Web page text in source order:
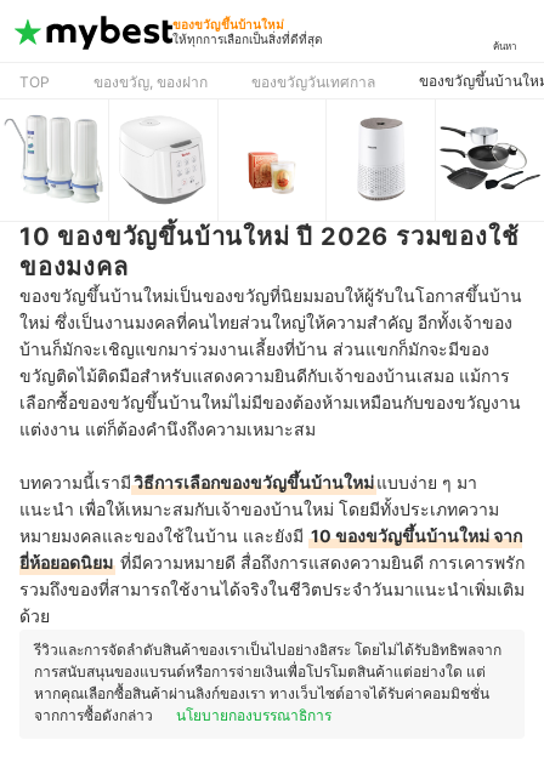
ของขวัญขึ้นบ้านใหม่
ให้ทุกการเลือกเป็นสิ่งที่ดีที่สุด
ค้นหา
TOP ของขวัญ, ของฝาก ของขวัญวันเทศกาล ของขวัญขึ้นบ้านให
10 ของขวัญขึ้นบ้านใหม่ ปี 2026 รวมของใช้
ของมงคล
ของขวัญขึ้นบ้านใหม่เป็นของขวัญที่นิยมมอบให้ผู้รับในโอกาสขึ้นบ้าน
ใหม่ ซึ่งเป็นงานมงคลที่คนไทยส่วนใหญ่ให้ความสำคัญ อีกทั้งเจ้าของ
บ้านก็มักจะเชิญแขกมาร่วมงานเลี้ยงที่บ้าน ส่วนแขกก็มักจะมีของ
ขวัญติดไม้ติดมือสำหรับแสดงความยินดีกับเจ้าของบ้านเสมอ แม้การ
เลือกซื้อของขวัญขึ้นบ้านใหม่ไม่มีของต้องห้ามเหมือนกับของขวัญงาน
แต่งงาน แต่ก็ต้องคำนึงถึงความเหมาะสม
บทความนี้เรามีวิธีการเลือกของขวัญขึ้นบ้านใหม่แบบง่าย ๆ มา
แนะนำ เพื่อให้เหมาะสมกับเจ้าของบ้านใหม่ โดยมีทั้งประเภทความ
หมายมงคลและของใช้ในบ้าน และยังมี 10 ของขวัญขึ้นบ้านใหม่ จาก
ยี่ห้อยอดนิยม ที่มีความหมายดี สื่อถึงการแสดงความยินดี การเคารพรัก
รวมถึงของที่สามารถใช้งานได้จริงในชีวิตประจำวันมาแนะนำเพิ่มเติม
ด้วย
รีวิวและการจัดลำดับสินค้าของเราเป็นไปอย่างอิสระ โดยไม่ได้รับอิทธิพลจาก
การสนับสนุนของแบรนด์หรือการจ่ายเงินเพื่อโปรโมตสินค้าแต่อย่างใด แต่
หากคุณเลือกซื้อสินค้าผ่านลิงก์ของเรา ทางเว็บไซต์อาจได้รับค่าคอมมิชชั่น
จากการซื้อดังกล่าว
นโยบายกองบรรณาธิการ